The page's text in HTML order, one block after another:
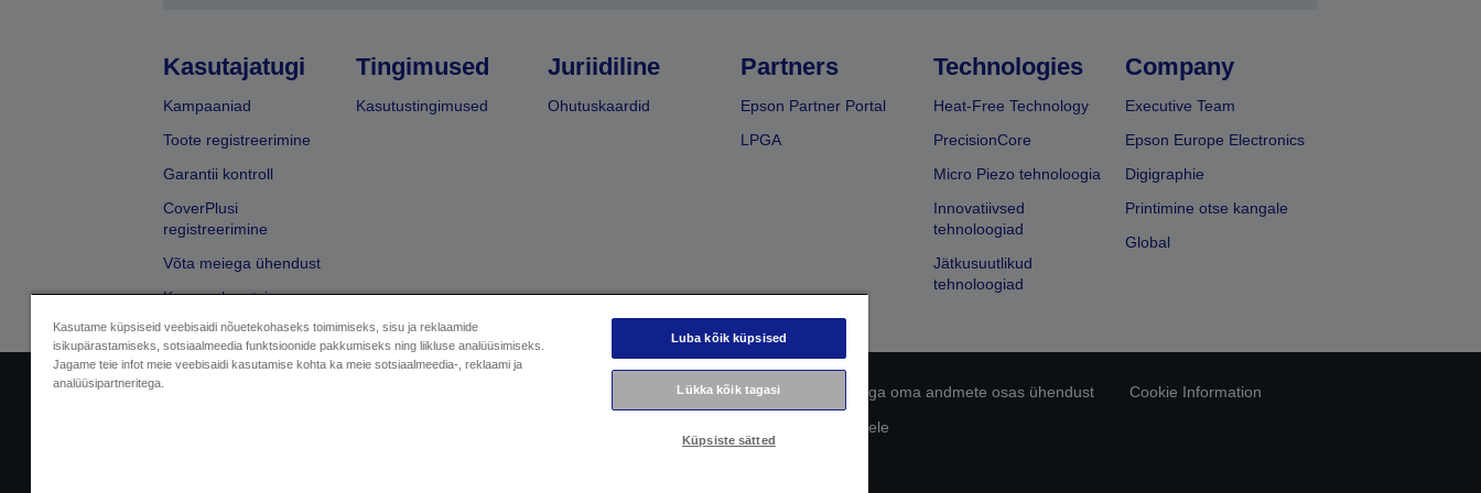
Kasutajatugi
Kampaaniad
Toote registreerimine
Garantii kontroll
CoverPlusi
registreerimine
Võta meiega ühendust
Kaupmehe otsing
Tingimused
Kasutustingimused
Juriidiline
Ohutuskaardid
Partners
Epson Partner Portal
LPGA
Technologies
Heat-Free Technology
PrecisionCore
Micro Piezo tehnoloogia
Innovatiivsed
tehnoloogiad
Jätkusuutlikud
tehnoloogiad
Company
Executive Team
Epson Europe Electronics
Digigraphie
Printimine otse kangale
Global
EU Data Act Compliance Võtke meiega oma andmete osas ühendust
Cookie Information
Epsoni pühendumine juurdepääsetavusele
Kasutame küpsiseid veebisaidi nõuetekohaseks toimimiseks, sisu ja reklaamide
isikupärastamiseks, sotsiaalmeedia funktsioonide pakkumiseks ning liikluse analüüsimiseks.
Jagame teie infot meie veebisaidi kasutamise kohta ka meie sotsiaalmeedia-, reklaami ja
analüüsipartneritega.
Luba kõik küpsised
Lükka kõik tagasi
Küpsiste sätted